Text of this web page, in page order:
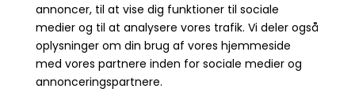
annoncer, til at vise dig funktioner til sociale
medier og til at analysere vores trafik. Vi deler også
oplysninger om din brug af vores hjemmeside
med vores partnere inden for sociale medier og
annonceringspartnere.